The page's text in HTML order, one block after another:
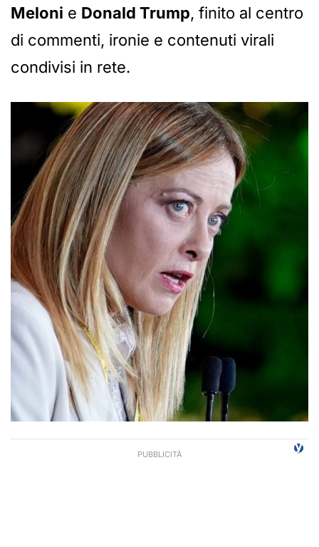
Meloni e Donald Trump, finito al centro
di commenti, ironie e contenuti virali
condivisi in rete.